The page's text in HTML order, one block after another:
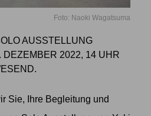
Foto: Naoki Wagatsuma
AUSSTELLUNG
DEZEMBER 2022, 14 UHR
Sie, Ihre Begleitung und